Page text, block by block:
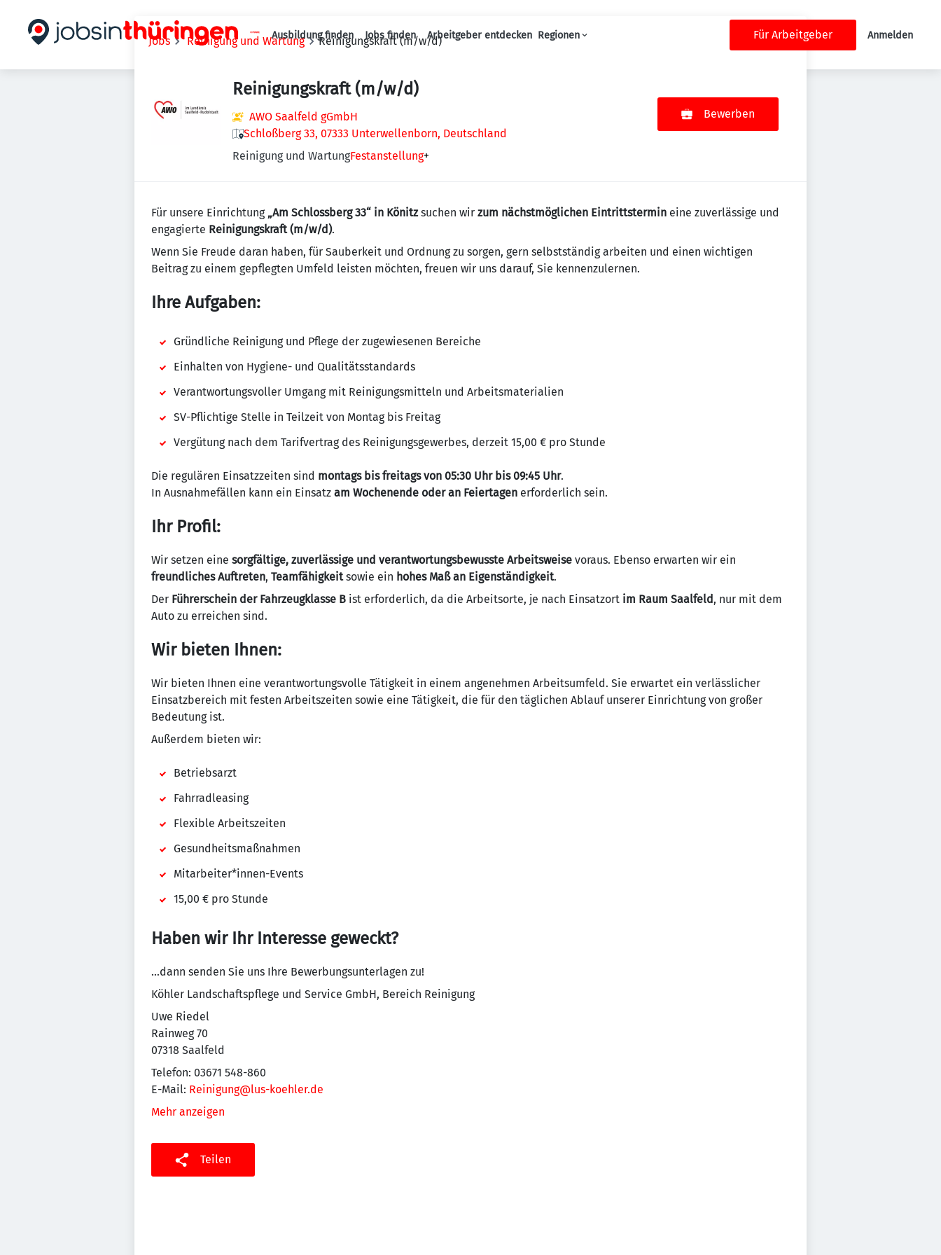
Haupt-Navigation
Ausbildung finden Jobs finden Arbeitgeber entdecken Regionen Für Arbeitgeber Anmelden
Jobs Reinigung und Wartung Reinigungskraft (m/w/d)
Reinigungskraft (m/w/d)
AWO Saalfeld gGmbH
Schloßberg 33, 07333 Unterwellenborn, Deutschland
Reinigung und WartungFestanstellung+
Bewerben
Für unsere Einrichtung „Am Schlossberg 33“ in Könitzsuchen wir zum nächstmöglichen Eintrittstermin eine zuverlässige und
engagierte Reinigungskraft (m/w/d).
Wenn Sie Freude daran haben, für Sauberkeit und Ordnung zu sorgen, gern selbstständig arbeiten und einen wichtigen
Beitrag zu einem gepflegten Umfeld leisten möchten, freuen wir uns darauf, Sie kennenzulernen.
Ihre Aufgaben:
Gründliche Reinigung und Pflege der zugewiesenen Bereiche
Einhalten von Hygiene- und Qualitätsstandards
Verantwortungsvoller Umgang mit Reinigungsmitteln und Arbeitsmaterialien
SV-Pflichtige Stelle in Teilzeit von Montag bis Freitag
Vergütung nach dem Tarifvertrag des Reinigungsgewerbes, derzeit 15,00 € pro Stunde
Die regulären Einsatzzeiten sind montags bis freitags von 05:30 Uhr bis 09:45 Uhr.
In Ausnahmefällen kann ein Einsatz am Wochenende oder an Feiertagen erforderlich sein.
Ihr Profil:
Wir setzen eine sorgfältige, zuverlässige und verantwortungsbewusste Arbeitsweise voraus. Ebenso erwarten wir ein
freundliches Auftreten, Teamfähigkeitsowie ein hohes Maß an Eigenständigkeit.
Der Führerschein der Fahrzeugklasse B ist erforderlich, da die Arbeitsorte, je nach Einsatzort im Raum Saalfeld, nur mit dem
Auto zu erreichen sind.
Wir bieten Ihnen:
Wir bieten Ihnen eine verantwortungsvolle Tätigkeit in einem angenehmen Arbeitsumfeld. Sie erwartet ein verlässlicher
Einsatzbereich mit festen Arbeitszeiten sowie eine Tätigkeit, die für den täglichen Ablauf unserer Einrichtung von großer
Bedeutung ist.
Außerdem bieten wir:
Betriebsarzt
Fahrradleasing
Flexible Arbeitszeiten
Gesundheitsmaßnahmen
Mitarbeiter*innen-Events
15,00 € pro Stunde
Haben wir Ihr Interesse geweckt?
...dann senden Sie uns Ihre Bewerbungsunterlagen zu!
Köhler Landschaftspflege und Service GmbH, Bereich Reinigung
Uwe Riedel
Rainweg 70
07318 Saalfeld
Telefon: 03671 548-860
E-Mail: Reinigung@lus-koehler.de
Mehr anzeigen
Teilen